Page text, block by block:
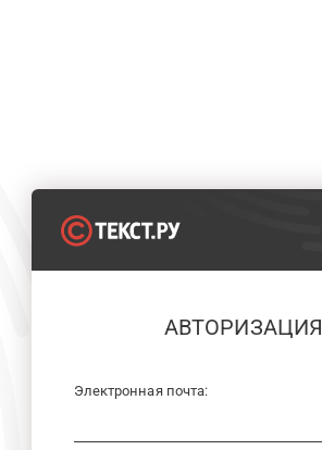
АВТОРИЗАЦИЯ
Электронная почта: